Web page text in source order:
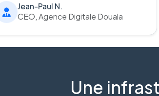
Jean-Paul N.
CEO, Agence Digitale Douala
Une